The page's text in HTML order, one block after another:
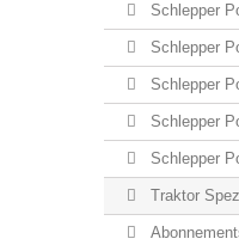
Schlepper
Schlepper
Schlepper
Schlepper
Schlepper
Traktor